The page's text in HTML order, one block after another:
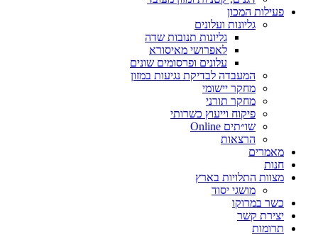
פעילות המכון
גליונות ועלונים
גליונות תנובות שדה
לאפרושי מאיסורא
עלונים ופרסומים שונים
המעבדה לבדיקת נגיעות במזון
מחקר יישומי
מחקר תורני
פיקוח וייעוץ כשרותי
שו״תים Online
הרצאות
מאמרים
חנות
מצוות התלויות בארץ
מושגי יסוד
כשר במרוקו
יצירת קשר
תרומות